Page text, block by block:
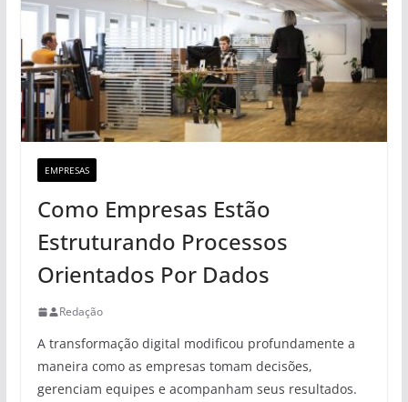
EMPRESAS
Como Empresas Estão
Estruturando Processos
Orientados Por Dados
Redação
A transformação digital modificou profundamente a
maneira como as empresas tomam decisões,
gerenciam equipes e acompanham seus resultados.